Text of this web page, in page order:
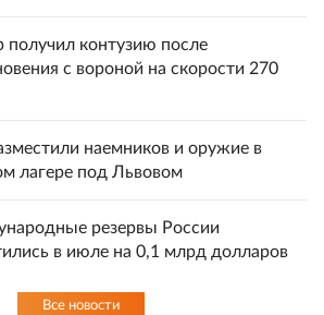
получил контузию после
с вороной на скорости 270
наемников и оружие в
лагере под Львовом
резервы России
в июле на 0,1 млрд долларов
Все новости